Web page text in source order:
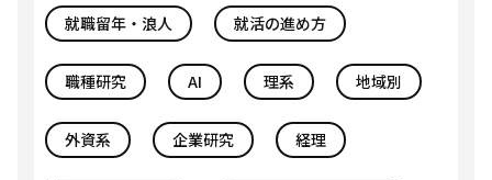
就職留年・浪人 就活の進め方
職種研究 AI 理系 地域別
外資系 企業研究 経理